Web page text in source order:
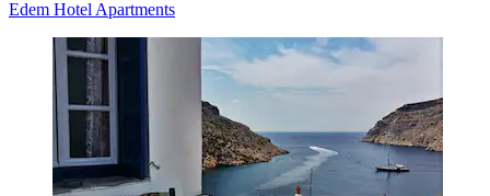
Edem Hotel Apartments